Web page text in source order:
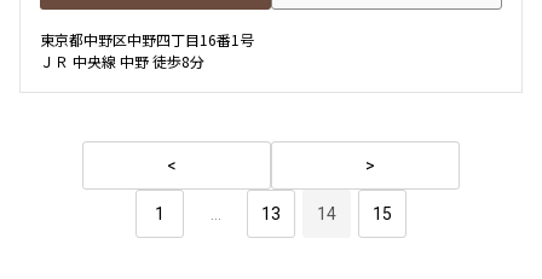
東京都中野区中野四丁目16番1号
ＪＲ 中央線 中野 徒歩8分
1 13 14 15